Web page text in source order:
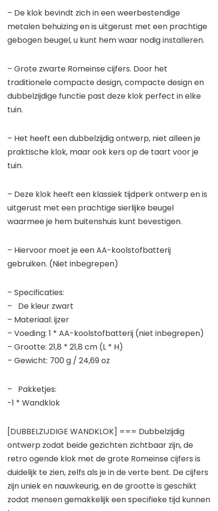
– De klok bevindt zich in een weerbestendige
metalen behuizing en is uitgerust met een prachtige
gebogen beugel, u kunt hem waar nodig installeren.
– Grote zwarte Romeinse cijfers. Door het
traditionele compacte design, compacte design en
dubbelzijdige functie past deze klok perfect in elke
tuin.
– Het heeft een dubbelzijdig ontwerp, niet alleen je
praktische klok, maar ook kers op de taart voor je
tuin.
– Deze klok heeft een klassiek tijdperk ontwerp en is
uitgerust met een prachtige sierlijke beugel
waarmee je hem buitenshuis kunt bevestigen.
– Hiervoor moet je een AA-koolstofbatterij
gebruiken. (Niet inbegrepen)
– Specificaties:
– De kleur zwart
– Materiaal: ijzer
– Voeding: 1 * AA-koolstofbatterij (niet inbegrepen)
– Grootte: 21,8 * 21,8 cm (L * H)
– Gewicht: 700 g / 24,69 oz
– Pakketjes:
-1 * Wandklok
[DUBBELZIJDIGE WANDKLOK] === Dubbelzijdig
ontwerp zodat beide gezichten zichtbaar zijn, de
retro ogende klok met de grote Romeinse cijfers is
duidelijk te zien, zelfs als je in de verte bent. De cijfers
zijn uniek en nauwkeurig, en de grootte is geschikt
zodat mensen gemakkelijk een specifieke tijd kunnen